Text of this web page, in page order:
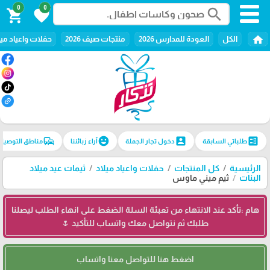
search
0
favorite
0
shopping_cart
home الكل العودة للمدارس 2026 منتجات صيف 2026 حفلات واعياد
ballotطلباتي السابقة account_boxدخول تجار الجملة emoji_emotionsآراء زبائننا commuteمناطق
الرئيسية كل المنتجات حفلات واعياد ميلاد
ثيمات عيد ميلاد
البنات
ثيم ميني ماوس
هام :تأكد عند الانتهاء من تعبئة السلة الضغط على انهاء الطلب ليصلنا
طلبك ثم نتواصل معك واتساب للتأكيد 🌷
اضغط هنا للتواصل معنا واتساب